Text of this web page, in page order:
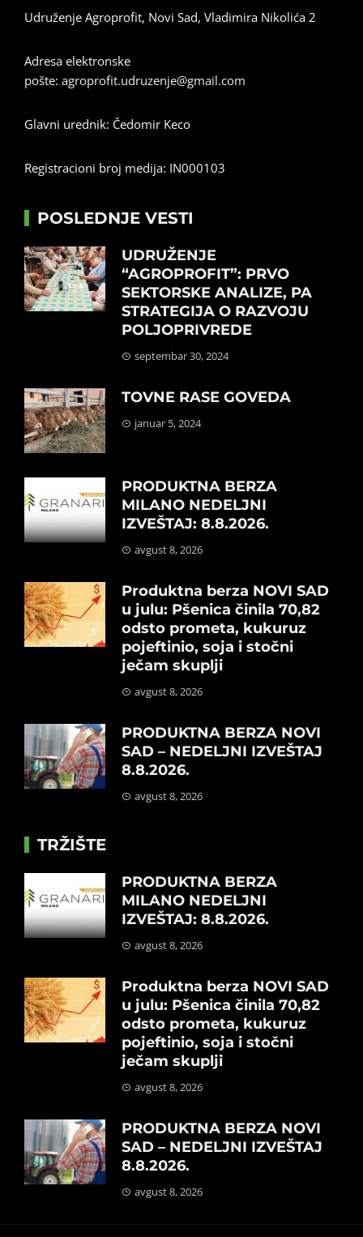
Udruženje Agroprofit, Novi Sad, Vladimira Nikolića 2
Adresa elektronske
pošte: agroprofit.udruzenje@gmail.com
Glavni urednik: Čedomir Keco
Registracioni broj medija: IN000103
POSLEDNJE VESTI
UDRUŽENJE
“AGROPROFIT”: PRVO
SEKTORSKE ANALIZE, PA
STRATEGIJA O RAZVOJU
POLJOPRIVREDE
septembar 30, 2024
TOVNE RASE GOVEDA
januar 5, 2024
PRODUKTNA BERZA
MILANO NEDELJNI
IZVEŠTAJ: 8.8.2026.
avgust 8, 2026
Produktna berza NOVI SAD
u julu: Pšenica činila 70,82
odsto prometa, kukuruz
pojeftinio, soja i stočni
ječam skuplji
avgust 8, 2026
PRODUKTNA BERZA NOVI
SAD – NEDELJNI IZVEŠTAJ
8.8.2026.
avgust 8, 2026
TRŽIŠTE
PRODUKTNA BERZA
MILANO NEDELJNI
IZVEŠTAJ: 8.8.2026.
avgust 8, 2026
Produktna berza NOVI SAD
u julu: Pšenica činila 70,82
odsto prometa, kukuruz
pojeftinio, soja i stočni
ječam skuplji
avgust 8, 2026
PRODUKTNA BERZA NOVI
SAD – NEDELJNI IZVEŠTAJ
8.8.2026.
avgust 8, 2026